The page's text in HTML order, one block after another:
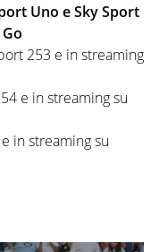
Uno e Sky Sport
253 e in streaming
e in streaming su
in streaming su